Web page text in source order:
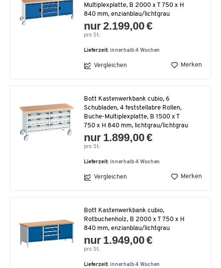
Multiplexplatte, B 2000 x T 750 x H
840 mm, enzianblau/lichtgrau
nur 2.199,00 €
pro St.
Lieferzeit: innerhalb 4 Wochen
Vergleichen Merken
Bott Kastenwerkbank cubio, 6
Schubladen, 4 feststellabre Rollen,
Buche-Multiplexplatte, B 1500 x T
750 x H 840 mm, lichtgrau/lichtgrau
nur 1.899,00 €
pro St.
Lieferzeit: innerhalb 4 Wochen
Vergleichen Merken
Bott Kastenwerkbank cubio,
Rotbuchenholz, B 2000 x T 750 x H
840 mm, enzianblau/lichtgrau
nur 1.949,00 €
pro St.
Lieferzeit: innerhalb 4 Wochen